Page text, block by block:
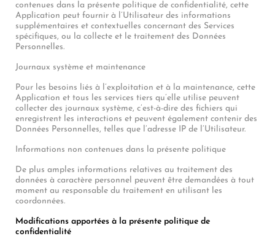
contenues dans la présente politique de confidentialité, cette
Application peut fournir à l’Utilisateur des informations
supplémentaires et contextuelles concernant des Services
spécifiques, ou la collecte et le traitement des Données
Personnelles.
Journaux système et maintenance
Pour les besoins liés à l’exploitation et à la maintenance, cette
Application et tous les services tiers qu’elle utilise peuvent
collecter des journaux système, c’est-à-dire des fichiers qui
enregistrent les interactions et peuvent également contenir des
Données Personnelles, telles que l’adresse IP de l’Utilisateur.
Informations non contenues dans la présente politique
De plus amples informations relatives au traitement des
données à caractère personnel peuvent être demandées à tout
moment au responsable du traitement en utilisant les
coordonnées.
Modifications apportées à la présente politique de
confidentialité